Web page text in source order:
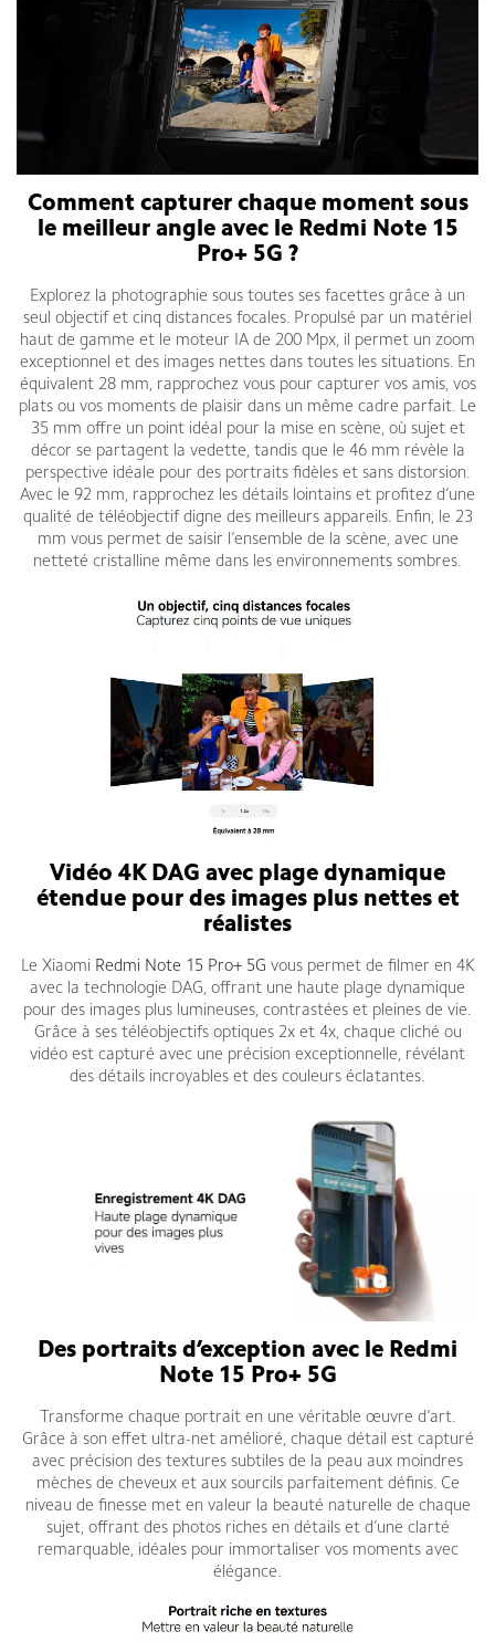
Comment capturer chaque moment sous
le meilleur angle avec le Redmi Note 15
Pro+ 5G ?
Explorez la photographie sous toutes ses facettes grâce à un
seul objectif et cinq distances focales. Propulsé par un matériel
haut de gamme et le moteur IA de 200 Mpx, il permet un zoom
exceptionnel et des images nettes dans toutes les situations. En
équivalent 28 mm, rapprochez vous pour capturer vos amis, vos
plats ou vos moments de plaisir dans un même cadre parfait. Le
35 mm offre un point idéal pour la mise en scène, où sujet et
décor se partagent la vedette, tandis que le 46 mm révèle la
perspective idéale pour des portraits fidèles et sans distorsion.
Avec le 92 mm, rapprochez les détails lointains et profitez d’une
qualité de téléobjectif digne des meilleurs appareils. Enfin, le 23
mm vous permet de saisir l’ensemble de la scène, avec une
netteté cristalline même dans les environnements sombres.
Vidéo 4K DAG avec plage dynamique
étendue pour des images plus nettes et
réalistes
Le Xiaomi Redmi Note 15 Pro+ 5G vous permet de filmer en 4K
avec la technologie DAG, offrant une haute plage dynamique
pour des images plus lumineuses, contrastées et pleines de vie.
Grâce à ses téléobjectifs optiques 2x et 4x, chaque cliché ou
vidéo est capturé avec une précision exceptionnelle, révélant
des détails incroyables et des couleurs éclatantes.
Des portraits d’exception avec le Redmi
Note 15 Pro+ 5G
Transforme chaque portrait en une véritable œuvre d’art.
Grâce à son effet ultra-net amélioré, chaque détail est capturé
avec précision des textures subtiles de la peau aux moindres
mèches de cheveux et aux sourcils parfaitement définis. Ce
niveau de finesse met en valeur la beauté naturelle de chaque
sujet, offrant des photos riches en détails et d’une clarté
remarquable, idéales pour immortaliser vos moments avec
élégance.